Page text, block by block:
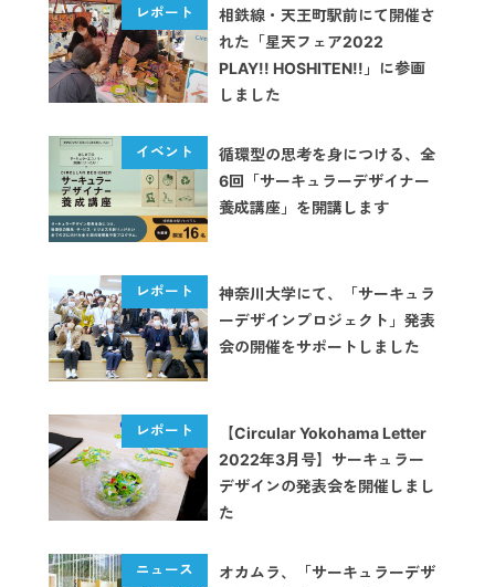
相鉄線・天王町駅前にて開催さ
れた「星天フェア2022
PLAY!! HOSHITEN!!」に参画
しました
循環型の思考を身につける、全
6回「サーキュラーデザイナー
養成講座」を開講します
神奈川大学にて、「サーキュラ
ーデザインプロジェクト」発表
会の開催をサポートしました
【Circular Yokohama Letter
2022年3月号】サーキュラー
デザインの発表会を開催しまし
た
オカムラ、「サーキュラーデザ